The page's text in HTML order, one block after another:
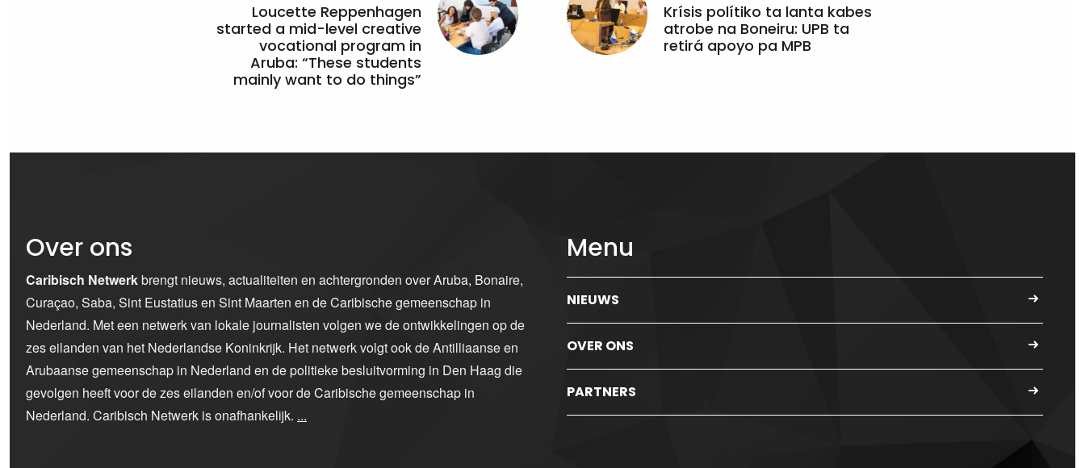
Loucette Reppenhagen
started a mid-level creative
vocational program in
Aruba: “These students
mainly want to do things”
Krísis polítiko ta lanta kabes
atrobe na Boneiru: UPB ta
retirá apoyo pa MPB
Over ons
Caribisch Netwerkbrengt nieuws, actualiteiten en achtergronden over Aruba, Bonaire,
Curaçao, Saba, Sint Eustatius en Sint Maarten en de Caribische gemeenschap in
Nederland. Met een netwerk van lokale journalisten volgen we de ontwikkelingen op de
zes eilanden van het Nederlandse Koninkrijk. Het netwerk volgt ook de Antilliaanse en
Arubaanse gemeenschap in Nederland en de politieke besluitvorming in Den Haag die
gevolgen heeft voor de zes eilanden en/of voor de Caribische gemeenschap in
Nederland. Caribisch Netwerk is onafhankelijk. ...
Menu
NIEUWS
OVER ONS
PARTNERS